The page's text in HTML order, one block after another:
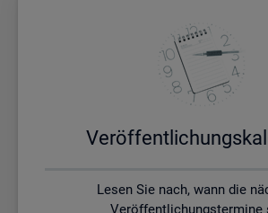
Lesen Sie nach, wann die
Veröffentlichungstermine